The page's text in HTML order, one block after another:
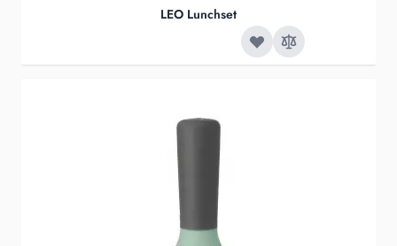
LEO Lunchset